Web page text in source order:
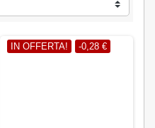
IN OFFERTA! -0,28 €